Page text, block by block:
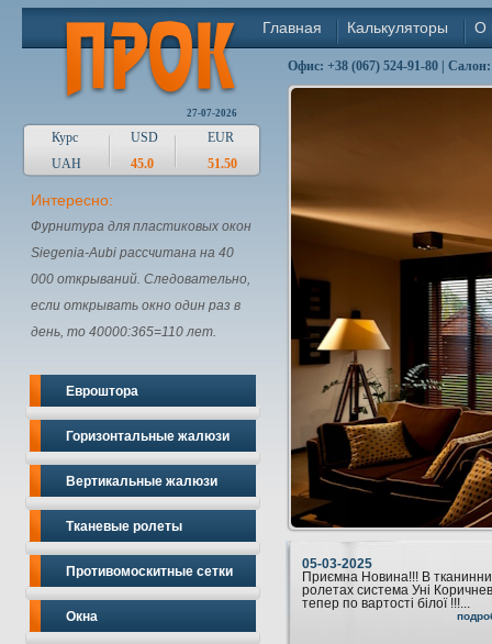
Главная Калькуляторы О
Офис: +38 (067) 524-91-80 | Салон:
27-07-2026
Курс USD
EUR
UAH
45.0 51.50
Интересно:
Фурнитура для пластиковых окон
Siegenia-Aubi рассчитана на 40
000 открываний. Следовательно,
если открывать окно один раз в
день, то 40000:365=110 лет.
Евроштора
Горизонтальные жалюзи
Вертикальные жалюзи
Тканевые ролеты
Противомоскитные сетки
Окна
05-03-2025
Приємна Новина!!! В
ролетах система Уні
тепер по вартості білої !!!...